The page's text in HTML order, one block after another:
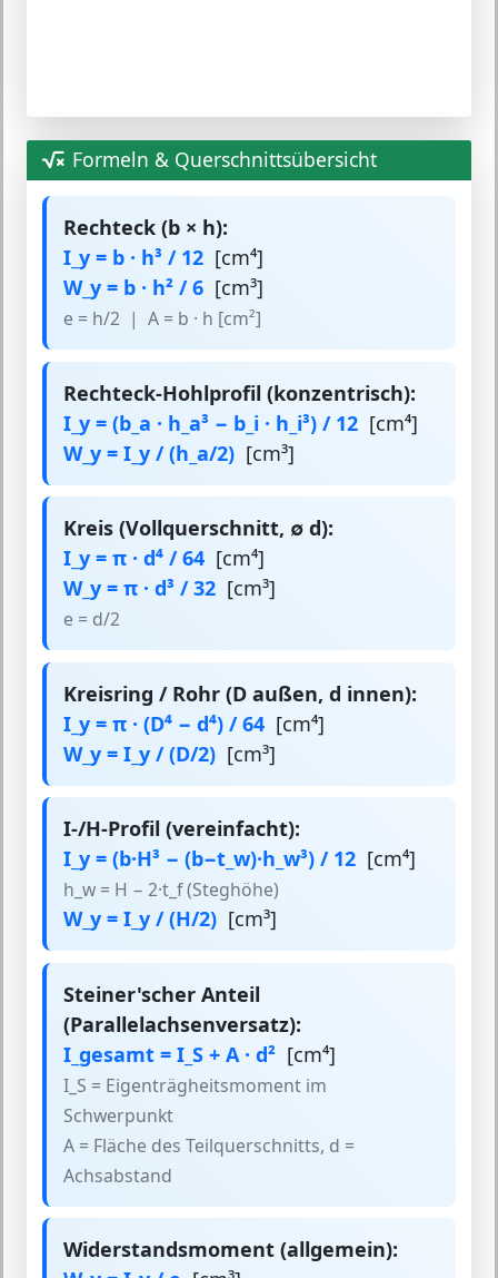
Formeln & Querschnittsübersicht
Rechteck (b × h):
I_y = b · h³ / 12 [cm⁴]
W_y = b · h² / 6 [cm³]
e = h/2 | A = b · h [cm²]
Rechteck-Hohlprofil (konzentrisch):
I_y = (b_a · h_a³ − b_i · h_i³) / 12 [cm⁴]
W_y = I_y / (h_a/2) [cm³]
Kreis (Vollquerschnitt, ∅ d):
I_y = π · d⁴ / 64 [cm⁴]
W_y = π · d³ / 32 [cm³]
e = d/2
Kreisring / Rohr (D außen, d innen):
I_y = π · (D⁴ − d⁴) / 64 [cm⁴]
W_y = I_y / (D/2) [cm³]
I-/H-Profil (vereinfacht):
I_y = (b·H³ − (b−t_w)·h_w³) / 12 [cm⁴]
h_w = H − 2·t_f (Steghöhe)
W_y = I_y / (H/2) [cm³]
Steiner'scher Anteil
(Parallelachsenversatz):
I_gesamt = I_S + A · d² [cm⁴]
I_S = Eigenträgheitsmoment im
Schwerpunkt
A = Fläche des Teilquerschnitts, d =
Achsabstand
Widerstandsmoment (allgemein):